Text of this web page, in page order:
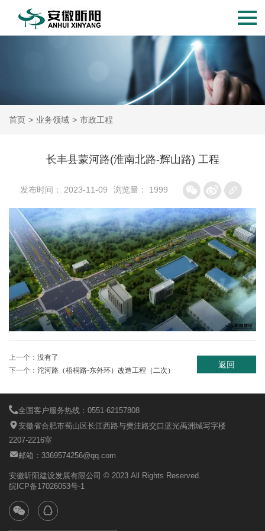
首页 > 业务领域 > 市政工程
长丰县蒙河路(淮南北路-辉山路) 工程
发布时间： 2023-11-09 浏览量： 1999
上一个： 没有了
下一个： 沱河路（梧桐路-东外环）改造工程（二次）
返回
全国客户服务热线：0551-62157808
安徽省合肥市蜀山区长江西路与樊洼路交口蓝光禹洲城写字楼
2207-2216室
邮箱：3369574256@qq.com
安徽昕阳建设发展有限公司 © 2023 All Rights Reserved.
皖ICP备17026053号-1